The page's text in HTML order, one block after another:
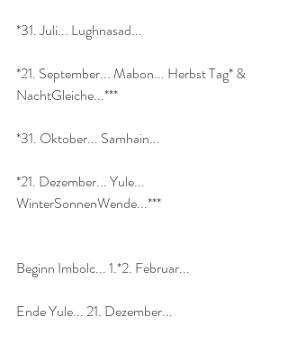
*31. Juli... Lughnasad...
*21. September... Mabon... Herbst Tag* &
NachtGleiche...***
*31. Oktober... Samhain...
*21. Dezember... Yule...
WinterSonnenWende...***
Beginn Imbolc... 1.*2. Februar...
Ende Yule... 21. Dezember...